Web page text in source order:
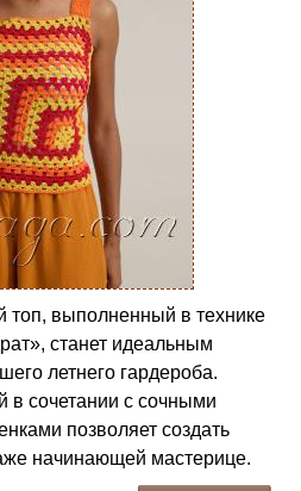
топ, выполненный в технике
станет идеальным
летнего гардероба.
в сочетании с сочными
позволяет создать
начинающей мастерице.